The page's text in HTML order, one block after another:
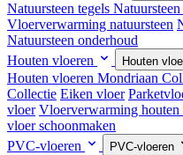
Natuursteen tegels Natuursteen
Vloerverwarming natuursteen
Natuursteen onderhoud
Houten vloeren
Houten
Houten vloeren Mondriaan
Collectie Eiken vloer
vloer Vloerverwarming houten
vloer schoonmaken
PVC-vloeren
PVC-vloeren